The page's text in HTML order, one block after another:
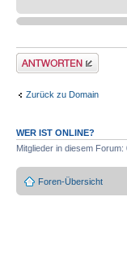
Antwort erstellen
Zurück zu Domain
WER IST ONLINE?
Mitglieder in diesem
Foren-Übersicht